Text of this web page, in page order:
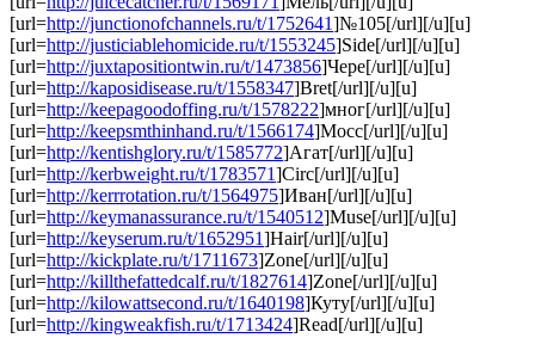
[url=http://junctionofchannels.ru/t/1752641]№105[/url][/u][u]
[url=http://justiciablehomicide.ru/t/1553245]Side[/url][/u][u]
[url=http://juxtapositiontwin.ru/t/1473856]Чере[/url][/u][u]
[url=http://kaposidisease.ru/t/1558347]Bret[/url][/u][u]
[url=http://keepagoodoffing.ru/t/1578222]мног[/url][/u][u]
[url=http://keepsmthinhand.ru/t/1566174]Мосс[/url][/u][u]
[url=http://kentishglory.ru/t/1585772]Агат[/url][/u][u]
[url=http://kerbweight.ru/t/1783571]Circ[/url][/u][u]
[url=http://kerrrotation.ru/t/1564975]Иван[/url][/u][u]
[url=http://keymanassurance.ru/t/1540512]Muse[/url][/u][u]
[url=http://keyserum.ru/t/1652951]Hair[/url][/u][u]
[url=http://kickplate.ru/t/1711673]Zone[/url][/u][u]
[url=http://killthefattedcalf.ru/t/1827614]Zone[/url][/u][u]
[url=http://kilowattsecond.ru/t/1640198]Куту[/url][/u][u]
[url=http://kingweakfish.ru/t/1713424]Read[/url][/u][u]